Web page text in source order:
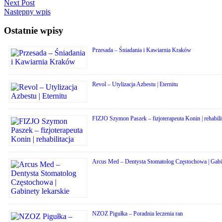
Next Post
Następny wpis
Ostatnie wpisy
Przesada – Śniadania i Kawiarnia Kraków
Revol – Utylizacja Azbestu | Eternitu
FIZJO Szymon Paszek – fizjoterapeuta Konin |
Arcus Med – Dentysta Stomatolog Częstochowa |
NZOZ Pigułka – Poradnia leczenia ran